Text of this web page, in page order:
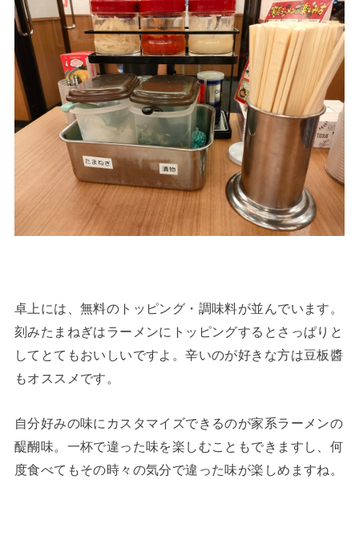
卓上には、無料のトッピング・調味料が並んでいます。
刻みたまねぎはラーメンにトッピングするとさっぱりと
してとてもおいしいですよ。辛いのが好きな方は豆板醬
もオススメです。
自分好みの味にカスタマイズできるのが家系ラーメンの
醍醐味。一杯で違った味を楽しむこともできますし、何
度食べてもその時々の気分で違った味が楽しめますね。